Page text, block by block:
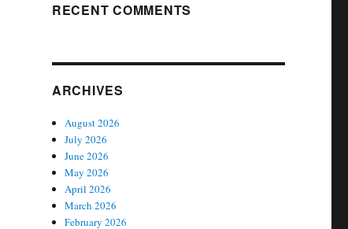
RECENT COMMENTS
ARCHIVES
August 2026
July 2026
June 2026
May 2026
April 2026
March 2026
February 2026